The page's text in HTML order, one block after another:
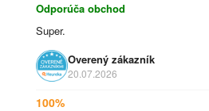
Odporúča obchod
Super.
Overený zákazník
20.07.2026
100%